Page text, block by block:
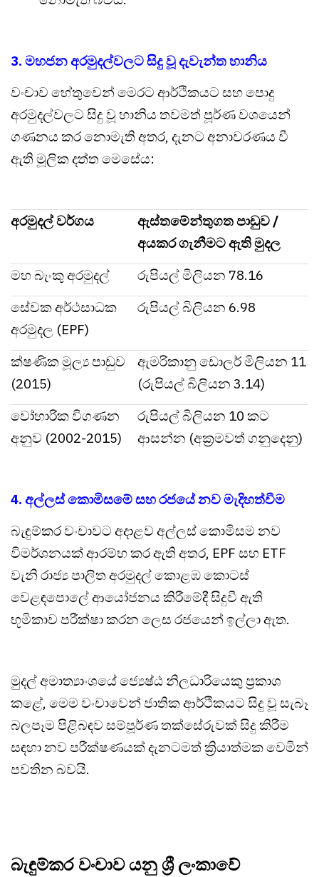
3. මහජන අරමුදල්වලට සිදු වූ දැවැන්ත හානිය
වංචාව හේතුවෙන් මෙරට ආර්ථිකයට සහ පොදු
අරමුදල්වලට සිදු වූ හානිය තවමත් පූර්ණ වශයෙන්
ගණනය කර නොමැති අතර, දැනට අනාවරණය වී
ඇති මූලික දත්ත මෙසේය:
අරමුදල් වර්ගය
ඇස්තමේන්තුගත පාඩුව /
අයකර ගැනීමට ඇති මුදල
මහ බැංකු අරමුදල්
රුපියල් මිලියන 78.16
සේවක අර්ථසාධක
අරමුදල (EPF)
රුපියල් බිලියන 6.98
ක්ෂණික මූල්‍ය පාඩුව
(2015)
ඇමරිකානු ඩොලර් මිලියන 11
(රුපියල් බිලියන 3.14)
වෝහාරික විගණන
අනුව (2002-2015)
රුපියල් බිලියන 10 කට
ආසන්න (අක්‍රමවත් ගනුදෙනු)
4. අල්ලස් කොමිසමේ සහ රජයේ නව මැදිහත්වීම
බැඳුම්කර වංචාවට අදාළව අල්ලස් කොමිසම නව
විමර්ශනයක් ආරම්භ කර ඇති අතර, EPF සහ ETF
වැනි රාජ්‍ය පාලිත අරමුදල් කොළඹ කොටස්
වෙළඳපොලේ ආයෝජනය කිරීමේදී සිදුවී ඇති
භූමිකාව පරීක්ෂා කරන ලෙස රජයෙන් ඉල්ලා ඇත.
මුදල් අමාත්‍යාංශයේ ජ්‍යෙෂ්ඨ නිලධාරියෙකු ප්‍රකාශ
කළේ, මෙම වංචාවෙන් ජාතික ආර්ථිකයට සිදු වූ සැබෑ
බලපෑම පිළිබඳව සම්පූර්ණ තක්සේරුවක් සිදු කිරීම
සඳහා නව පරීක්ෂණයක් දැනටමත් ක්‍රියාත්මක වෙමින්
පවතින බවයි.
බැඳුම්කර වංචාව යනු ශ්‍රී ලංකාවේ